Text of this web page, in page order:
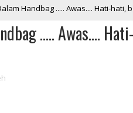
Handbag ..... Awas.... Hati-hati,
..... Awas....